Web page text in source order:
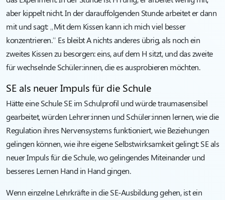
aber kippelt nicht. In der darauffolgenden Stunde arbeitet er dann
mit und sagt: „Mit dem Kissen kann ich mich viel besser
konzentrieren.“ Es bleibt A nichts anderes übrig, als noch ein
zweites Kissen zu besorgen: eins, auf dem H sitzt, und das zweite
für wechselnde Schüler:innen, die es ausprobieren möchten.
SE als neuer Impuls für die Schule
Hätte eine Schule SE im Schulprofil und würde traumasensibel
gearbeitet, würden Lehrer:innen und Schüler:innen lernen, wie die
Regulation ihres Nervensystems funktioniert, wie Beziehungen
gelingen können, wie ihre eigene Selbstwirksamkeit gelingt: SE als
neuer Impuls für die Schule, wo gelingendes Miteinander und
besseres Lernen Hand in Hand gingen.
Wenn einzelne Lehrkräfte in die SE-Ausbildung gehen, ist ein